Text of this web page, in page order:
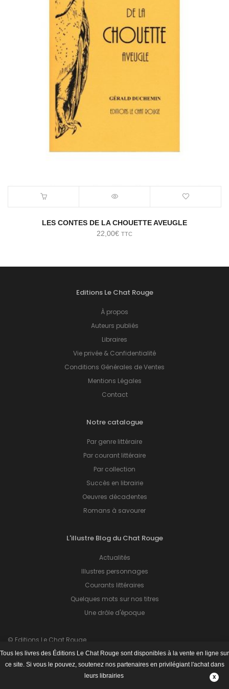
Tous les livres des Éditions Le Chat Rouge sont disponibles à la vente en ligne sur
ce site. Si vous le pouvez, soutenez nos partenaires en privilégiant l'achat dans
leurs librairies
LES CONTES DE LA CHOUETTE AVEUGLE
22,00€ TTC
Editions Le Chat Rouge
À propos
Auteurs publiés
Libraires
Vie privée & Confidentialité
Conditions Générales de Ventes
Mentions Légales
Contact
Notre catalogue
Par genre littéraire
Par courant littéraire
Par collection
Succès en librairie
Oeuvres décadentes
Romans à savourer
L'illustre Blog du Chat Rouge
Actualités
Illustres personnages
Courants littéraires
Quelques mots sur nos titres
Une drôle d'époque
© Editions Le Chat Rouge.
Tous droits réservés.
Hébergé parEXAGENIUS.